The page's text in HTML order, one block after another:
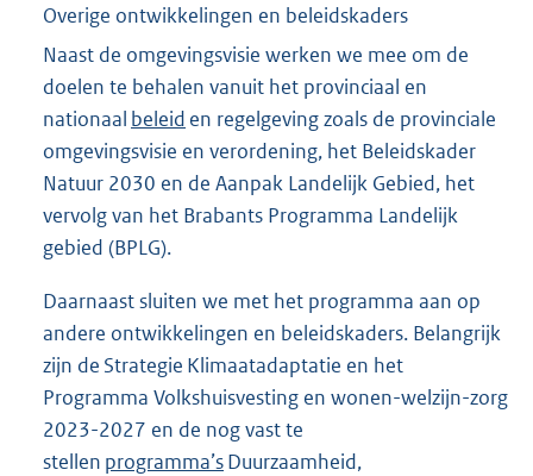
Overige ontwikkelingen en beleidskaders
Naast de omgevingsvisie werken we mee om de
doelen te behalen vanuit het provinciaal en
nationaal beleid en regelgeving zoals de provinciale
omgevingsvisie en verordening, het Beleidskader
Natuur 2030 en de Aanpak Landelijk Gebied, het
vervolg van het Brabants Programma Landelijk
gebied (BPLG).
Daarnaast sluiten we met het programma aan op
andere ontwikkelingen en beleidskaders. Belangrijk
zijn de Strategie Klimaatadaptatie en het
Programma Volkshuisvesting en wonen-welzijn-zorg
2023-2027 en de nog vast te
stellen programma’sDuurzaamheid,